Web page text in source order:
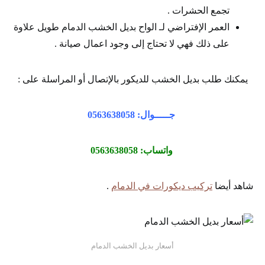
تجمع الحشرات .
العمر الإفتراضي لـ الواح بديل الخشب الدمام طويل علاوة
على ذلك فهي لا تحتاج إلى وجود اعمال صيانة .
يمكنك طلب بديل الخشب للديكور بالإتصال أو المراسلة على :
جـــــوال: 0563638058
واتساب: 0563638058
شاهد أيضا تركيب ديكورات في الدمام .
أسعار بديل الخشب الدمام